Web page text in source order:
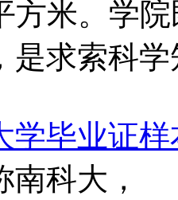
方米。学
是求索科
学毕业证样
科大，